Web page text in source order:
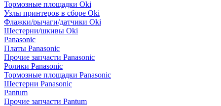
Тормозные площадки Oki
Узлы принтеров в сборе Oki
Флажки/рычаги/датчики Oki
Шестерни/шкивы Oki
Panasonic
Платы Panasonic
Прочие запчасти Panasonic
Ролики Panasonic
Тормозные площадки Panasonic
Шестерни Panasonic
Pantum
Прочие запчасти Pantum